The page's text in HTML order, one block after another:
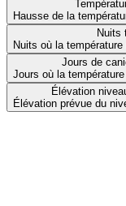
Hausse de la
Nuits
Nuits où la
Jours de
Jours où la
Élévation
Élévation prévue du